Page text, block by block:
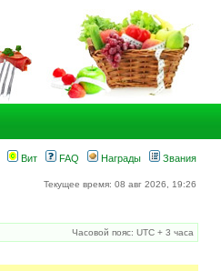
Вит FAQ Награды Звания
Текущее время: 08 авг 2026, 19:26
Часовой пояс: UTC + 3 часа